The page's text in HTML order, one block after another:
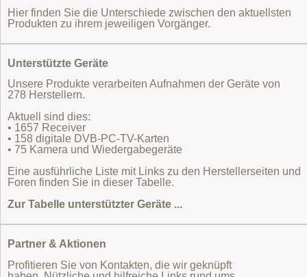
Hier finden Sie die Unterschiede zwischen den aktuellsten
Produkten zu ihrem jeweiligen Vorgänger.
Unterstützte Geräte
Unsere Produkte verarbeiten Aufnahmen der Geräte von
278 Herstellern.
Aktuell sind dies:
• 1657 Receiver
• 158 digitale DVB-PC-TV-Karten
• 75 Kamera und Wiedergabegeräte
Eine ausführliche Liste mit Links zu den Herstellerseiten und
Foren finden Sie in dieser Tabelle.
Zur Tabelle unterstützter Geräte ...
Partner & Aktionen
Profitieren Sie von Kontakten, die wir geknüpft